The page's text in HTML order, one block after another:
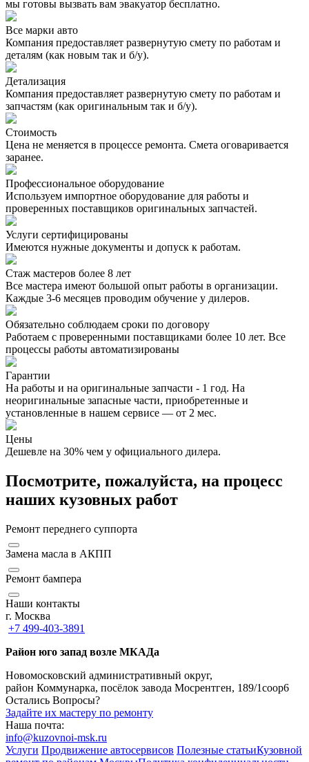
мы готовы вызвать вам эвакуатор бесплатно.
Все марки авто
Компания предоставляет развернутую смету по работам и
деталям (как новым так и б/у).
Детализация
Компания предоставляет развернутую смету по работам и
запчастям (как оригинальным так и б/у).
Стоимость
Цена не меняется в процессе ремонта. Смета оговаривается
заранее.
Профессиональное оборудование
Используем импортное оборудование для работы и
проверенных поставщиков оригинальных запчастей.
Услуги сертифицированы
Имеются нужные документы и допуск к работам.
Стаж мастеров более 8 лет
Все мастера имеют большой опыт работы в организации.
Каждые 3-6 месяцев проводим обучение у дилеров.
Обязательно соблюдаем сроки по договору
Работаем с проверенными поставщиками более 10 лет. Все
процессы работы автоматизированы
Гарантии
На работы и на оригинальные запчасти - 1 год. На
неоригинальные запасные части, приобретенные и
установленные в нашем сервисе — от 2 мес.
Цены
Дешевле на 30% чем у официального дилера.
Посмотрите, пожалуйста, на процесс
наших кузовных работ
Ремонт переднего суппорта
Замена масла в АКПП
Ремонт бампера
Наши контакты
г. Москва
+7 499-403-3891
Район юго запад возле МКАДа
Новомосковский административный округ,
район Коммунарка, посёлок завода Мосрентген, 189/1соор6
Остались Вопросы?
Задайте их мастеру по ремонту
Наша почта:
info@kuzovnoi-msk.ru
Услуги Продвижение автосервисов Полезные статьиКузовной